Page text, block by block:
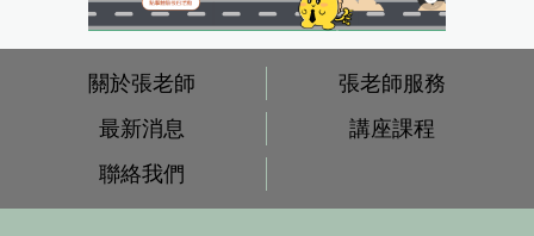
關於張老師
張老師服務
最新消息
講座課程
聯絡我們